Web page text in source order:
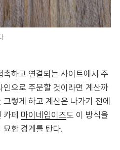
하고 연결되는 사이트에서 주
으로 주문할 것이라면 계산까
렇게 하고 계산은 나가기 전에
페 마이네임이즈도 이 방식을
묘한 경계를 탄다.